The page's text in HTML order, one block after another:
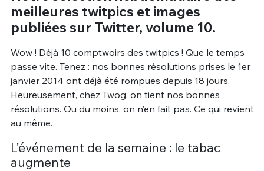
meilleures twitpics et images
publiées sur Twitter, volume 10.
Wow ! Déjà 10 comptwoirs des twitpics ! Que le temps
passe vite. Tenez : nos bonnes résolutions prises le 1er
janvier 2014 ont déjà été rompues depuis 18 jours.
Heureusement, chez Twog, on tient nos bonnes
résolutions. Ou du moins, on n’en fait pas. Ce qui revient
au même.
L’événement de la semaine : le tabac
augmente